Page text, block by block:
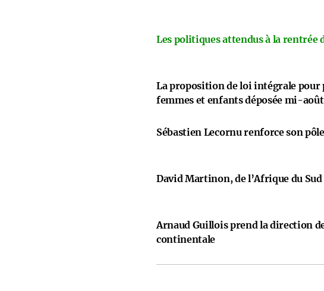
Les politiques attendus à la rentrée
La proposition de loi intégrale pour
femmes et enfants déposée mi-août
Sébastien Lecornu renforce son
David Martinon, de l’Afrique du Sud
Arnaud Guillois prend la direction
continentale